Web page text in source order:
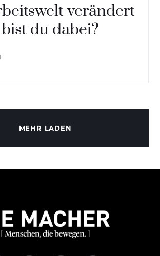
verändert
du dabei?
MEHR LADEN